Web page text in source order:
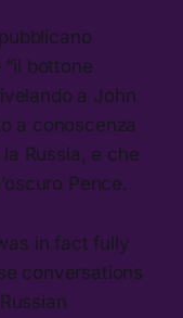
bottone
a John
a conoscenza
Russia, e che
Pence.
in fact fully
conversations